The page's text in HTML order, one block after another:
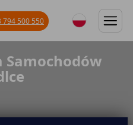
Samochodów
794 500 550